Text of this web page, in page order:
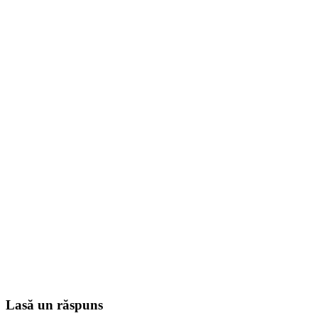
Lasă un răspuns